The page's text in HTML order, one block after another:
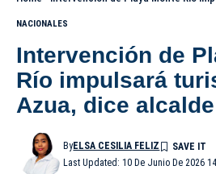
NACIONALES
Intervención de
Río impulsará
Azua, dice
Last Updated: 10 De Junio De 2026
ByELSA CESILIA FELIZ